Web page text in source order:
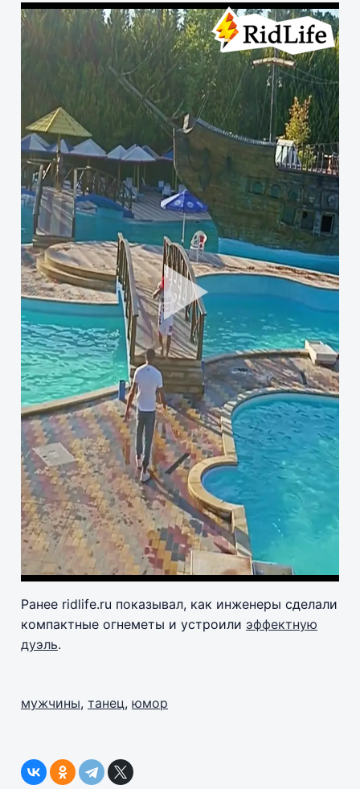
Ранее ridlife.ru показывал, как инженеры сделали
компактные огнеметы и устроили эффектную
дуэль.
мужчины, танец, юмор